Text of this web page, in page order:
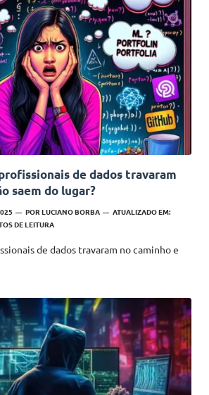
de dados travaram
saem do lugar?
PORLUCIANO BORBA
ATUALIZADO EM:
DE LEITURA
de dados travaram no caminho e